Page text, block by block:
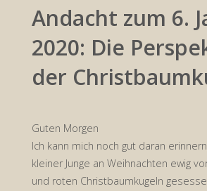
Andacht zum 6.
2020: Die
der
Guten Morgen
Ich kann mich noch gut daran
kleiner Junge an Weihnachten ewig
und roten Christbaumkugeln